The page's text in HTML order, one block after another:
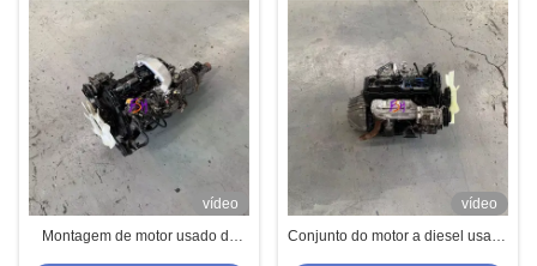
vídeo
Montagem de motor usado de
vídeo
Conjunto do motor a diesel usado